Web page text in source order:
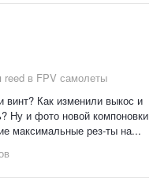
reed в FPV самолеты
винт? Как изменили выкос и
Ну и фото новой компоновки
максимальные рез-ты на...